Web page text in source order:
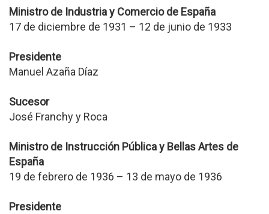
Ministro de Industria y Comercio de España
17 de diciembre de 1931 – 12 de junio de 1933
Presidente
Manuel Azaña Díaz
Sucesor
José Franchy y Roca
Ministro de Instrucción Pública y Bellas Artes de
España
19 de febrero de 1936 – 13 de mayo de 1936
Presidente